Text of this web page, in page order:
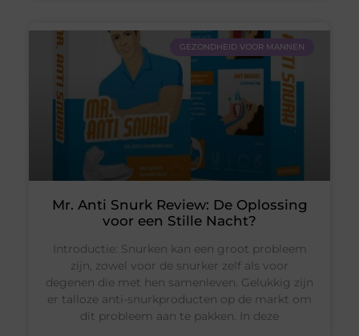
GEZONDHEID VOOR MANNEN
Mr. Anti Snurk Review: De Oplossing
voor een Stille Nacht?
Introductie: Snurken kan een groot probleem
zijn, zowel voor de snurker zelf als voor
degenen die met hen samenleven. Gelukkig zijn
er talloze anti-snurkproducten op de markt om
dit probleem aan te pakken. In deze